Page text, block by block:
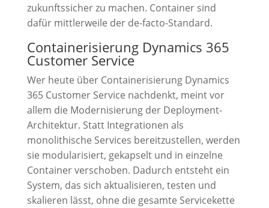
zukunftssicher zu machen. Container sind
dafür mittlerweile der de-facto-Standard.
Containerisierung Dynamics 365
Customer Service
Wer heute über Containerisierung Dynamics
365 Customer Service nachdenkt, meint vor
allem die Modernisierung der Deployment-
Architektur. Statt Integrationen als
monolithische Services bereitzustellen, werden
sie modularisiert, gekapselt und in einzelne
Container verschoben. Dadurch entsteht ein
System, das sich aktualisieren, testen und
skalieren lässt, ohne die gesamte Servicekette